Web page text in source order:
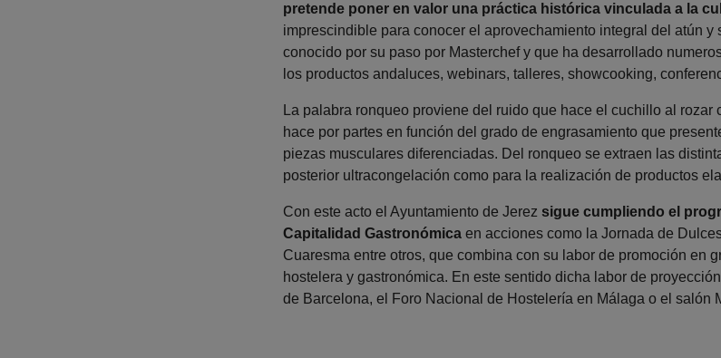
pretende poner en valor una práctica histórica vinculada a la
imprescindible para conocer el aprovechamiento integral del atún
conocido por su paso por Masterchef y que ha desarrollado
los productos andaluces, webinars, talleres, showcooking,
La palabra ronqueo proviene del ruido que hace el cuchillo al
hace por partes en función del grado de engrasamiento que
piezas musculares diferenciadas. Del ronqueo se extraen las
posterior ultracongelación como para la realización de productos
Con este acto el Ayuntamiento de Jerez sigue cumpliendo el
Capitalidad Gastronómica en acciones como la Jornada de
Cuaresma entre otros, que combina con su labor de promoción en
hostelera y gastronómica. En este sentido dicha labor de
de Barcelona, el Foro Nacional de Hostelería en Málaga o el salón